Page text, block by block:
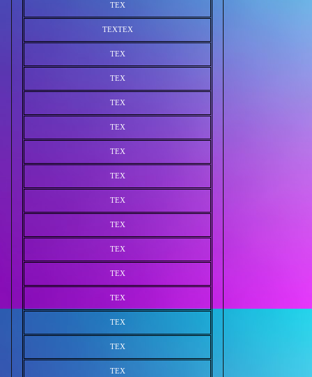
TEX
TEXTEX
TEX
TEX
TEX
TEX
TEX
TEX
TEX
TEX
TEX
TEX
TEX
TEX
TEX
TEX